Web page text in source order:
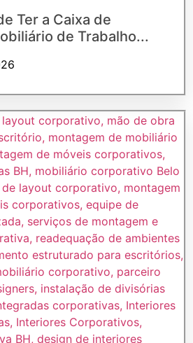
Ter a Caixa de
de Trabalho...